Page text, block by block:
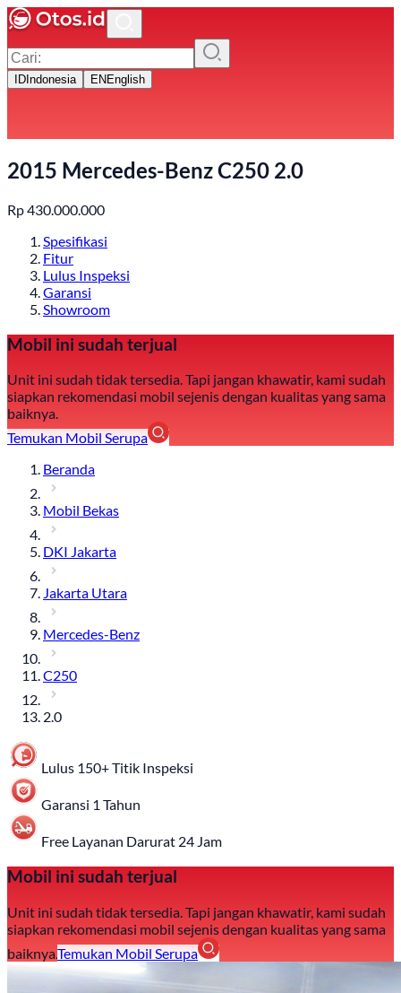
ID Indonesia EN English
2015 Mercedes-Benz C250 2.0
Rp430.000.000
Spesifikasi
Fitur
Lulus Inspeksi
Garansi
Showroom
Mobil ini sudah terjual
Unit ini sudah tidak tersedia. Tapi jangan khawatir, kami sudah
siapkan rekomendasi mobil sejenis dengan kualitas yang sama
baiknya.
Temukan Mobil Serupa
Beranda
Mobil Bekas
DKI Jakarta
Jakarta Utara
Mercedes-Benz
C250
2.0
Lulus 150+ Titik Inspeksi
Garansi 1 Tahun
Free Layanan Darurat 24 Jam
Mobil ini sudah terjual
Unit ini sudah tidak tersedia. Tapi jangan khawatir, kami sudah
siapkan rekomendasi mobil sejenis dengan kualitas yang sama
baiknya.Temukan Mobil Serupa